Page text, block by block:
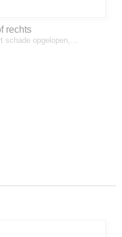
rechts
schade opgelopen,…